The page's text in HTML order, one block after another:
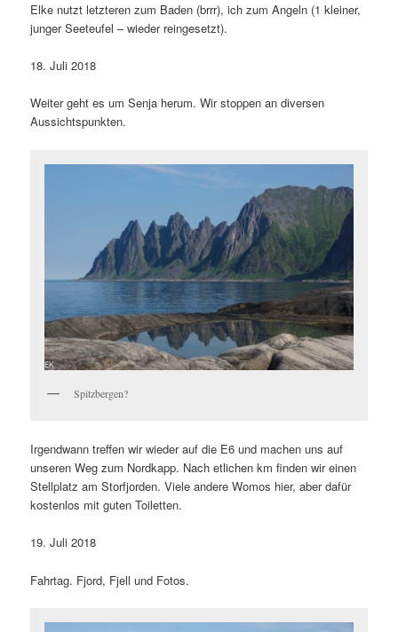
Elke nutzt letzteren zum Baden (brrr), ich zum Angeln (1 kleiner,
junger Seeteufel – wieder reingesetzt).
18. Juli 2018
Weiter geht es um Senja herum. Wir stoppen an diversen
Aussichtspunkten.
Spitzbergen?
Irgendwann treffen wir wieder auf die E6 und machen uns auf
unseren Weg zum Nordkapp. Nach etlichen km finden wir einen
Stellplatz am Storfjorden. Viele andere Womos hier, aber dafür
kostenlos mit guten Toiletten.
19. Juli 2018
Fahrtag. Fjord, Fjell und Fotos.